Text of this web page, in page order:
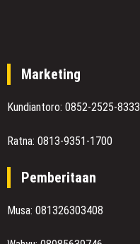
Marketing
Kundiantoro: 0852-2525-8333
Ratna: 0813-9351-1700
Pemberitaan
Musa: 081326303408